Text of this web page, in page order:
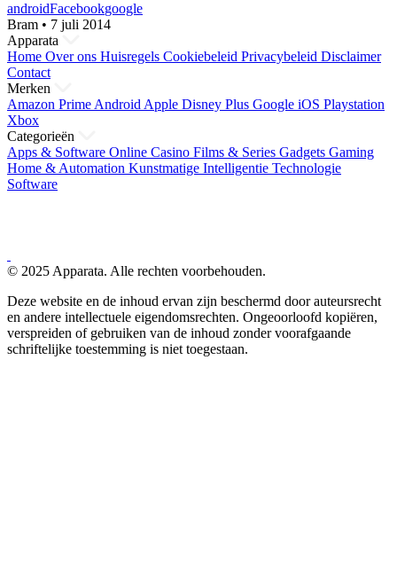
androidFacebookgoogle
Bram • 7 juli 2014
Apparata
Home Over ons Huisregels Cookiebeleid Privacybeleid Disclaimer
Contact
Merken
Amazon PrimeAndroidApple Disney Plus Google iOS Playstation
Xbox
Categorieën
Apps & Software Online Casino Films & Series Gadgets Gaming
Home & Automation Kunstmatige Intelligentie Technologie
Software
© 2025 Apparata. Alle rechten voorbehouden.
Deze website en de inhoud ervan zijn beschermd door auteursrecht
en andere intellectuele eigendomsrechten. Ongeoorloofd kopiëren,
verspreiden of gebruiken van de inhoud zonder voorafgaande
schriftelijke toestemming is niet toegestaan.